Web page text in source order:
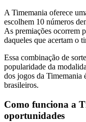
A Timemania oferece
escolhem 10 números
As premiações ocorrem
daqueles que acertam o
Essa combinação de
popularidade da
dos jogos da Timemania
brasileiros.
Como funciona a
oportunidades